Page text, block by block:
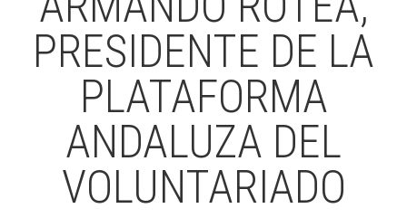
PRESIDENTE DE LA
PLATAFORMA
ANDALUZA DEL
VOLUNTARIADO